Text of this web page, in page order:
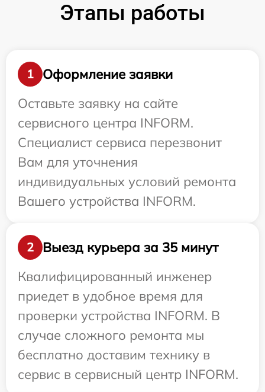
Этапы работы
1
Оформление заявки
Оставьте заявку на сайте
сервисного центра INFORM.
Специалист сервиса перезвонит
Вам для уточнения
индивидуальных условий ремонта
Вашего устройства INFORM.
2
Выезд курьера за 35 минут
Квалифицированный инженер
приедет в удобное время для
проверки устройства INFORM. В
случае сложного ремонта мы
бесплатно доставим технику в
сервис в сервисный центр INFORM.